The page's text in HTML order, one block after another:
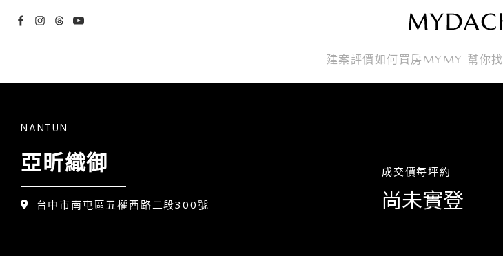
建案評價如何買房 MYMY 幫你找
NANTUN
亞昕織御
台中市南屯區五權西路二段300號
成交價每坪約
尚未實登